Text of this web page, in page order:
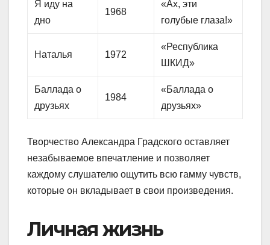
Я иду на
дно
1968
«Ах, эти
голубые глаза!»
Наталья 1972
«Республика
ШКИД»
Баллада о
друзьях
1984
«Баллада о
друзьях»
Творчество Александра Градского оставляет
незабываемое впечатление и позволяет
каждому слушателю ощутить всю гамму чувств,
которые он вкладывает в свои произведения.
Личная жизнь